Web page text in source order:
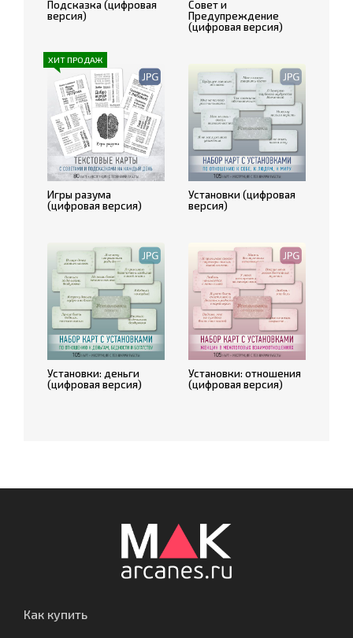
Подсказка (цифровая
версия)
Совет и
Предупреждение
(цифровая версия)
ХИТ ПРОДАЖ
Игры разума
(цифровая версия)
Установки (цифровая
версия)
Установки: деньги
(цифровая версия)
Установки: отношения
(цифровая версия)
Как купить